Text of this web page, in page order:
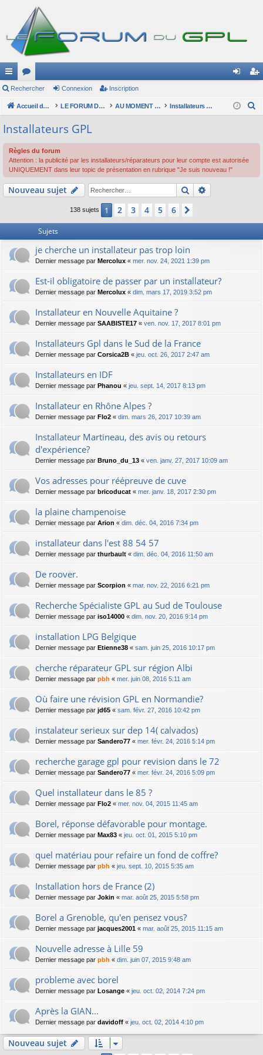
ac
co
ur
ci
or
u
s
ne
on
cri
on
Rechercher Connexion Inscription
Accueil du forum LE FORUM DU GPL AU MOMENT DES CHOIX Installateurs GPL
h
r
Installateurs GPL
Règles du forum
Attention : la publicité par les installateurs/réparateurs pour leur compte est autorisée
UNIQUEMENT dans leur topic de présentation en rubrique "Je suis nouveau !"
Nouveau sujet Rechercher
138 sujets 1 2 3 4 5 6
Sujets
je cherche un installateur pas trop loin
Dernier message par Mercolux « mer. nov. 24, 2021 1:39 pm
Est-il obligatoire de passer par un installateur?
Dernier message par Mercolux « dim. mars 17, 2019 3:52 pm
Installateur en Nouvelle Aquitaine ?
Dernier message par SAABISTE17 « ven. nov. 17, 2017 8:01 pm
Installateurs Gpl dans le Sud de la France
Dernier message par Corsica2B « jeu. oct. 26, 2017 2:47 am
Installateurs en IDF
Dernier message par Phanou « jeu. sept. 14, 2017 8:13 pm
Installateur en Rhône Alpes ?
Dernier message par Flo2 « dim. mars 26, 2017 10:39 am
Installateur Martineau, des avis ou retours
d'expérience?
Dernier message par Bruno_du_13 « ven. janv. 27, 2017 10:09 am
Vos adresses pour réépreuve de cuve
Dernier message par bricoducat « mer. janv. 18, 2017 2:30 pm
la plaine champenoise
Dernier message par Arion « dim. déc. 04, 2016 7:34 pm
installateur dans l'est 88 54 57
Dernier message par thurbault « dim. déc. 04, 2016 11:50 am
De roover.
Dernier message par Scorpion « mar. nov. 22, 2016 6:21 pm
Recherche Spécialiste GPL au Sud de Toulouse
Dernier message par iso14000 « dim. nov. 20, 2016 9:14 pm
installation LPG Belgique
Dernier message par Etienne38 « sam. juin 25, 2016 10:17 pm
cherche réparateur GPL sur région Albi
Dernier message par pbh « mer. juin 08, 2016 5:11 am
Où faire une révision GPL en Normandie?
Dernier message par jd65 « sam. févr. 27, 2016 10:42 pm
instalateur serieux sur dep 14( calvados)
Dernier message par Sandero77 « mer. févr. 24, 2016 5:14 pm
recherche garage gpl pour revision dans le 72
Dernier message par Sandero77 « mer. févr. 24, 2016 5:09 pm
Quel installateur dans le 85 ?
Dernier message par Flo2 « mer. nov. 04, 2015 11:45 am
Borel, réponse défavorable pour montage.
Dernier message par Max83 « jeu. oct. 01, 2015 5:10 pm
quel matériau pour refaire un fond de coffre?
Dernier message par pbh « jeu. sept. 10, 2015 5:35 am
Installation hors de France (2)
Dernier message par Jokin « mar. août 25, 2015 5:58 pm
Borel a Grenoble, qu'en pensez vous?
Dernier message par jacques2001 « mar. août 25, 2015 11:15 am
Nouvelle adresse à Lille 59
Dernier message par pbh « dim. juin 07, 2015 9:48 am
probleme avec borel
Dernier message par Losange « jeu. oct. 02, 2014 7:24 pm
Après la GIAN...
Dernier message par davidoff « jeu. oct. 02, 2014 4:10 pm
Nouveau sujet